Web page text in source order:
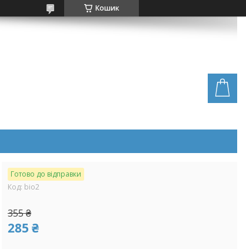
Кошик
Готово до відправки
Код: bio2
355 ₴
285 ₴